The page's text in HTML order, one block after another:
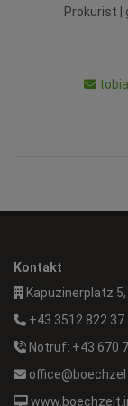
Prokurist
Kontakt
Kapuzinerplatz
+43 3512 822 37
Notruf: +43 670